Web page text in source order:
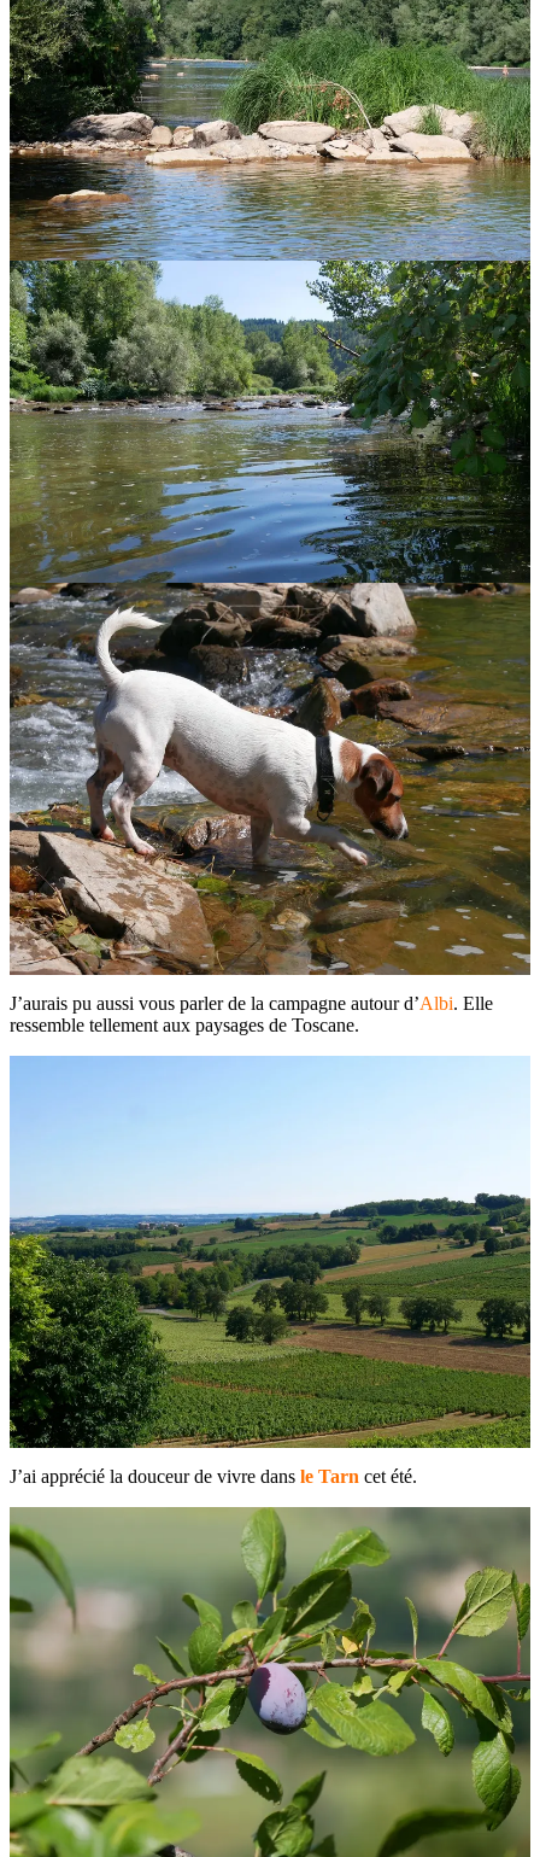
J’aurais pu aussi vous parler de la campagne autour d’Albi. Elle
ressemble tellement aux paysages de Toscane.
J’ai apprécié la douceur de vivre dans le Tarn cet été.